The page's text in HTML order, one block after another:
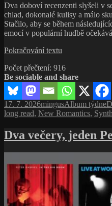
Dva doboví recenzenti slyšeli v
chlad, dokonalé kulisy a málo
Stačilo, aby se během
emocí v populární hudbě
Pokračování textu
čekání
na
Lament
od
Ultravox
|
emoce
a synthpop
Počet přečtení: 916
Be sociable and share
Publikováno:
17. 7. 2026Autor:
mingusRubriky:
Album týdne
long read, New Romantics,
Dva večery, jeden